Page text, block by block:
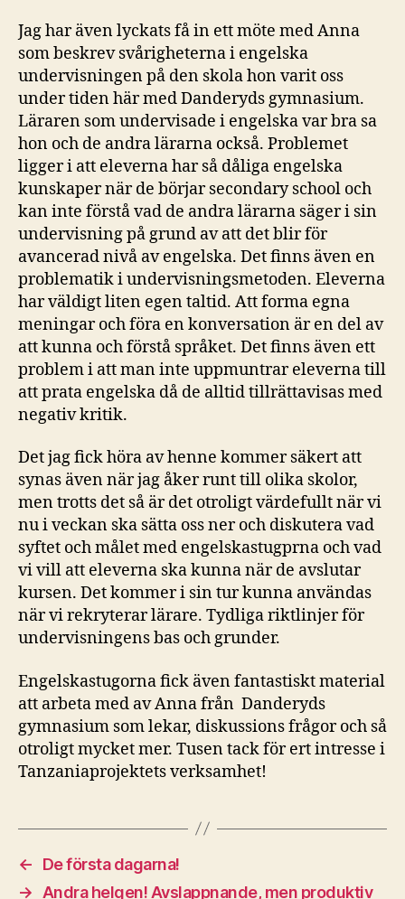
Jag har även lyckats få in ett möte med Anna
som beskrev svårigheterna i engelska
undervisningen på den skola hon varit oss
under tiden här med Danderyds gymnasium.
Läraren som undervisade i engelska var bra sa
hon och de andra lärarna också. Problemet
ligger i att eleverna har så dåliga engelska
kunskaper när de börjar secondary school och
kan inte förstå vad de andra lärarna säger i sin
undervisning på grund av att det blir för
avancerad nivå av engelska. Det finns även en
problematik i undervisningsmetoden. Eleverna
har väldigt liten egen taltid. Att forma egna
meningar och föra en konversation är en del av
att kunna och förstå språket. Det finns även ett
problem i att man inte uppmuntrar eleverna till
att prata engelska då de alltid tillrättavisas med
negativ kritik.
Det jag fick höra av henne kommer säkert att
synas även när jag åker runt till olika skolor,
men trotts det så är det otroligt värdefullt när vi
nu i veckan ska sätta oss ner och diskutera vad
syftet och målet med engelskastugprna och vad
vi vill att eleverna ska kunna när de avslutar
kursen. Det kommer i sin tur kunna användas
när vi rekryterar lärare. Tydliga riktlinjer för
undervisningens bas och grunder.
Engelskastugorna fick även fantastiskt material
att arbeta med av Anna från Danderyds
gymnasium som lekar, diskussions frågor och så
otroligt mycket mer. Tusen tack för ert intresse i
Tanzaniaprojektets verksamhet!
←
De första dagarna!
→
Andra helgen! Avslappnande, men produktiv